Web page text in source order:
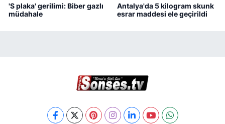
'S plaka' gerilimi: Biber gazlı
müdahale
Antalya'da 5 kilogram skunk
esrar maddesi ele geçirildi